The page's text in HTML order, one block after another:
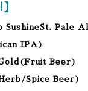
SushineSt. Pale
IPA)
Beer)
Spice Beer)